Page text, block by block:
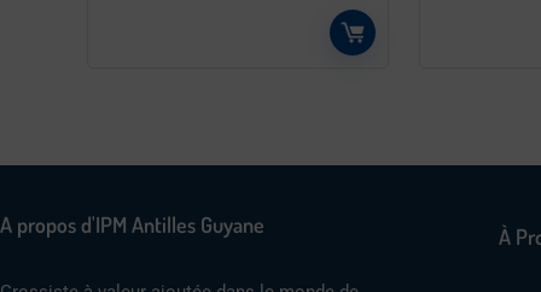
A propos d'IPM Antilles Guyane À